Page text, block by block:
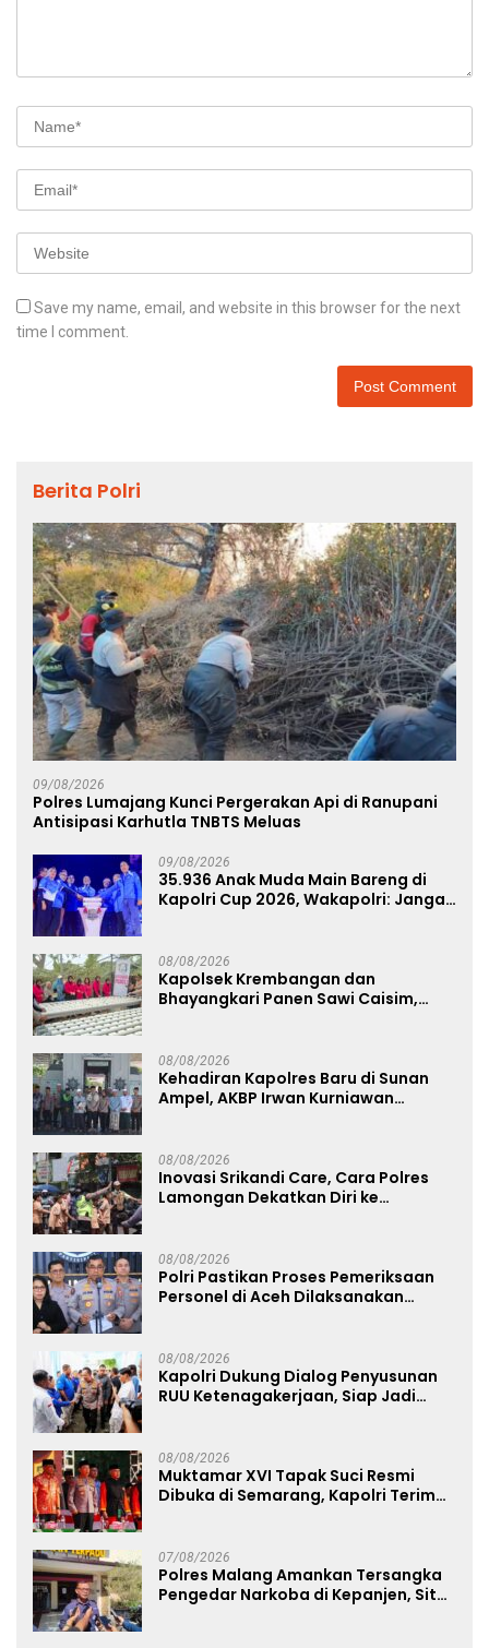
Save my name, email, and website in this browser for the next
time I comment.
Berita Polri
09/08/2026
Polres Lumajang Kunci Pergerakan Api di Ranupani
Antisipasi Karhutla TNBTS Meluas
09/08/2026
35.936 Anak Muda Main Bareng di
Kapolri Cup 2026, Wakapolri: Jangan
08/08/2026
Kapolsek Krembangan dan
Bhayangkari Panen Sawi Caisim,
08/08/2026
Kehadiran Kapolres Baru di Sunan
Ampel, AKBP Irwan Kurniawan
08/08/2026
Inovasi Srikandi Care, Cara Polres
Lamongan Dekatkan Diri ke
08/08/2026
Polri Pastikan Proses Pemeriksaan
Personel di Aceh Dilaksanakan
08/08/2026
Kapolri Dukung Dialog Penyusunan
RUU Ketenagakerjaan, Siap Jadi
08/08/2026
Muktamar XVI Tapak Suci Resmi
Dibuka di Semarang, Kapolri Terima
07/08/2026
Polres Malang Amankan Tersangka
Pengedar Narkoba di Kepanjen, Sita